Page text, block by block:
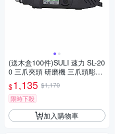
(送木盒100件)SULI 速力 SL-20
0 三爪夾頭 研磨機 三爪頭彫刻
機 電動雕刻機
$1,135 $1,170
限時下殺
加入購物車